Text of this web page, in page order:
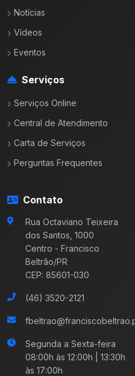
Notícias
Vídeos
Eventos
Serviços
Serviços Online
Central de Atendimento
Carta de Serviços
Perguntas Frequentes
Contato
Rua Octaviano Teixeira
dos Santos, 1000
Centro - Francisco
Beltrão/PR
CEP: 85601-030
(46) 3520-2121
Segunda a Sexta-feira
08:00h às 12:00h | 13:30h
às 17:00h